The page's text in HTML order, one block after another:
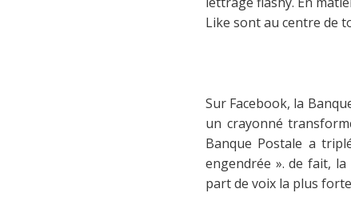
Like sont au centre de
Sur Facebook, la
un crayonné
Banque Postale a
engendrée ». de fait,
part de voix la plus